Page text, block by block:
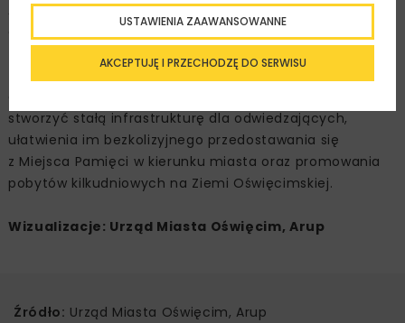
Auschwitz. Obejmie ono m.in. centrum przyjmowania
z całego świata, corocznie przyjeżdżających
stworzyć stałą infrastrukturę dla odwiedzających,
ułatwienia im bezkolizyjnego przedostawania się
z Miejsca Pamięci w kierunku miasta oraz promowania
pobytów kilkudniowych na Ziemi Oświęcimskiej.
Wizualizacje: Urząd Miasta Oświęcim, Arup
Źródło: Urząd Miasta Oświęcim, Arup
AKCEPTUJĘ I PRZECHODZĘ DO SERWISU
USTAWIENIA ZAAWANSOWANNE